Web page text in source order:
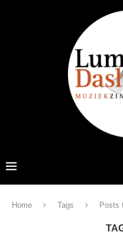
Home Tags Posts